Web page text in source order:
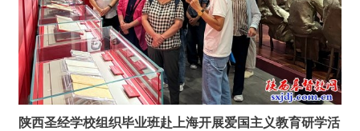
陕西圣经学校组织毕业班赴上海开展爱国主义教育研学活